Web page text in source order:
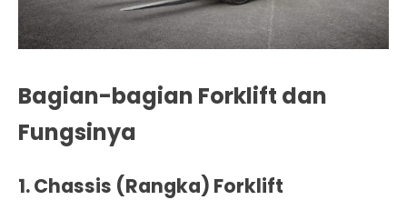
Bagian-bagian Forklift dan
Fungsinya
1.Chassis (Rangka) Forklift